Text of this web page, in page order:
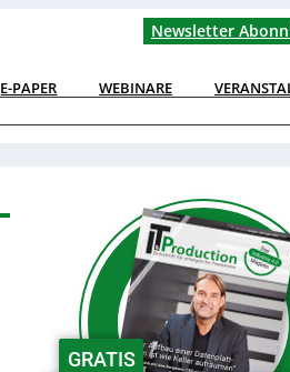
Newsletter
E-PAPER WEBINARE
GRATIS